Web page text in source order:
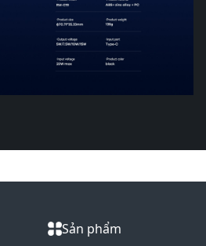
Sản phẩm